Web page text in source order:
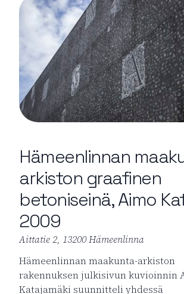
Hämeenlinnan
arkiston graafinen
betoniseinä, Aimo
2009
Aittatie 2, 13200 Hämeenlinna
Hämeenlinnan maakunta-arkiston
rakennuksen julkisivun kuvioinnin
Katajamäki suunnitteli yhdessä